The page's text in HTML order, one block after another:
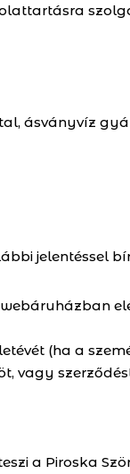
ásványvíz
jelentéssel
(ha a
vagy
a Piroska